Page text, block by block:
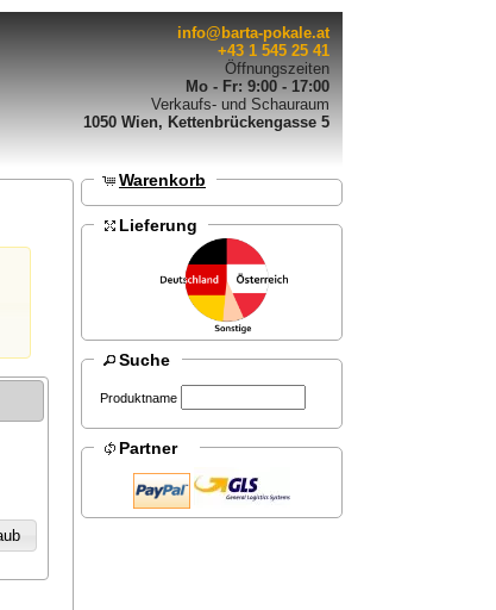
info@barta-pokale.at
+43 1 545 25 41
Öffnungszeiten
Mo - Fr: 9:00 - 17:00
Verkaufs- und Schauraum
1050 Wien, Kettenbrückengasse 5
Warenkorb
Lieferung
Suche
Produktname
Partner